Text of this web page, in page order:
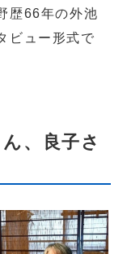
歴66年の外池
ビュー形式で
、良子さ